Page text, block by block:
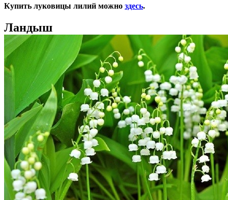
Купить луковицы лилий можно здесь.
Ландыш